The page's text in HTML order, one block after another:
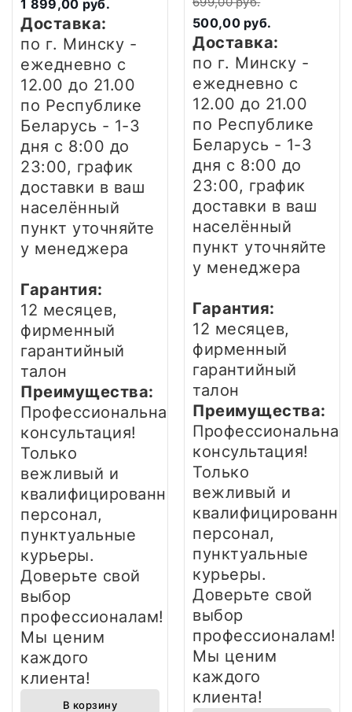
1 899,00 руб.
Доставка:
по г. Минску -
ежедневно с
12.00 до 21.00
по Республике
Беларусь - 1-3
дня с 8:00 до
23:00, график
доставки в ваш
населённый
пункт уточняйте
у менеджера
Гарантия:
12 месяцев,
фирменный
гарантийный
талон
Преимущества:
Профессиональная
консультация!
Только
вежливый и
квалифицированный
персонал,
пунктуальные
курьеры.
Доверьте свой
выбор
профессионалам!
Мы ценим
каждого
клиента!
В корзину
500,00 руб.
Доставка:
по г. Минску -
ежедневно с
12.00 до 21.00
по Республике
Беларусь - 1-3
дня с 8:00 до
23:00, график
доставки в ваш
населённый
пункт уточняйте
у менеджера
Гарантия:
12 месяцев,
фирменный
гарантийный
талон
Преимущества:
Профессиональная
консультация!
Только
вежливый и
персонал,
пунктуальные
курьеры.
Доверьте свой
выбор
профессионалам!
Мы ценим
каждого
клиента!